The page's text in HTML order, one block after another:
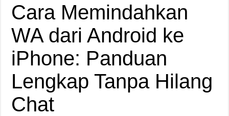
Cara Memindahkan
WA dari Android ke
iPhone: Panduan
Lengkap Tanpa Hilang
Chat